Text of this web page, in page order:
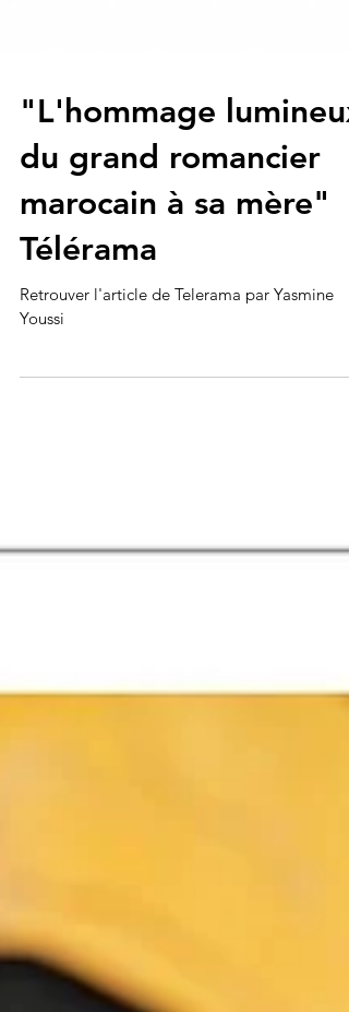
"L'hommage lumineux
du grand romancier
marocain à sa mère"
Télérama
Retrouver l'article de Telerama par Yasmine